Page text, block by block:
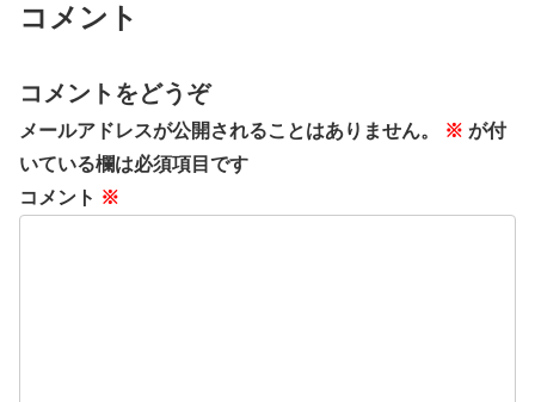
コメント
コメントをどうぞ
メールアドレスが公開されることはありません。 ※ が付
いている欄は必須項目です
コメント ※